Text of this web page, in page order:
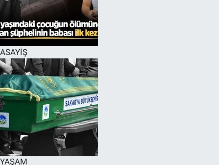
ASAYİŞ
YAŞAM
EĞİTİM
ÖZEL HABER
HALK54 PANORAMA